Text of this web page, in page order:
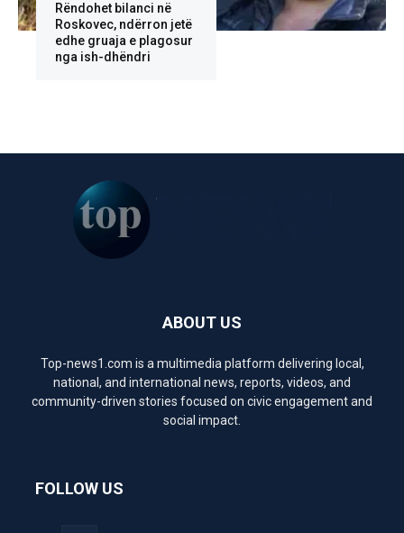
Rëndohet bilanci në
Roskovec, ndërron jetë
edhe gruaja e plagosur
nga ish-dhëndri
ABOUT US
Top-news1.com is a multimedia platform delivering local,
national, and international news, reports, videos, and
community-driven stories focused on civic engagement and
social impact.
FOLLOW US